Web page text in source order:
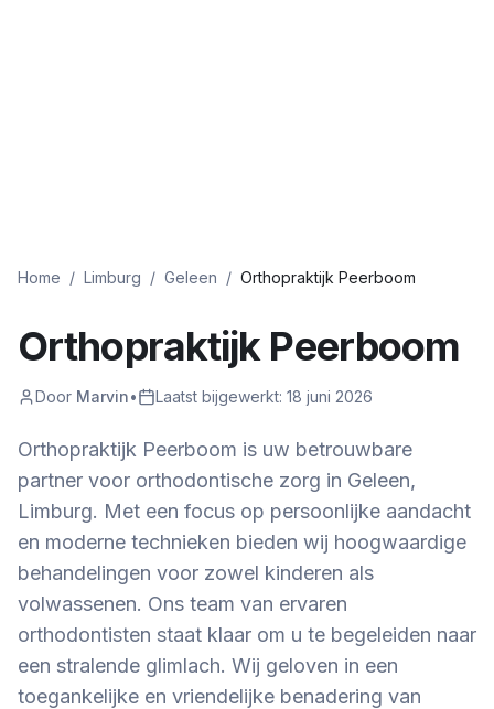
Home / Limburg / Geleen / Orthopraktijk Peerboom
Orthopraktijk Peerboom
Door Marvin• Laatst bijgewerkt: 18 juni 2026
Orthopraktijk Peerboom is uw betrouwbare
partner voor orthodontische zorg in Geleen,
Limburg. Met een focus op persoonlijke aandacht
en moderne technieken bieden wij hoogwaardige
behandelingen voor zowel kinderen als
volwassenen. Ons team van ervaren
orthodontisten staat klaar om u te begeleiden naar
een stralende glimlach. Wij geloven in een
toegankelijke en vriendelijke benadering van